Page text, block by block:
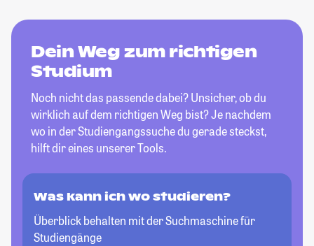
Dein Weg zum richtigen
Studium
Noch nicht das passende dabei? Unsicher, ob du
wirklich auf dem richtigen Weg bist? Je nachdem
wo in der Studiengangssuche du gerade steckst,
hilft dir eines unserer Tools.
Was kann ich wo studieren?
Überblick behalten mit der Suchmaschine für
Studiengänge